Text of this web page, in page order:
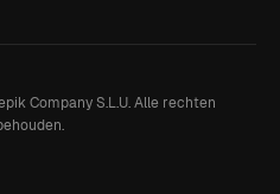
Company S.L.U. Alle rechten
.